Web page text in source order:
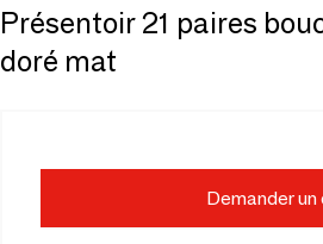
Présentoir 21 paires
doré mat
Demander un